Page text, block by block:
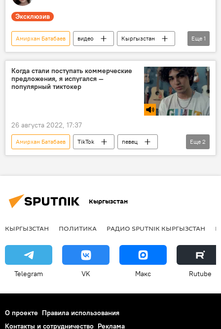
Эксклюзив
Амирхан Батабаев видео
Кыргызстан
TikTok
Еще 1
Когда стали поступать коммерческие
предложения, я испугался —
популярный тиктокер
26 августа 2022, 17:37
Амирхан Батабаев TikTok
певец
слава
популярность
Еще 2
Кыргызстан
КЫРГЫЗСТАН ПОЛИТИКА РАДИО SPUTNIK КЫРГЫЗСТАН
Telegram VK Макс Rutube
О проекте Правила использования
Контакты и сотрудничество Реклама